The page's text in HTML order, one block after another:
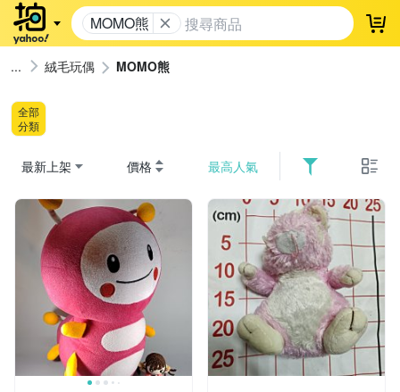
MOMO熊 登
絨毛玩偶 MOMO熊
全部
分類
最新上架 價格 最高人氣